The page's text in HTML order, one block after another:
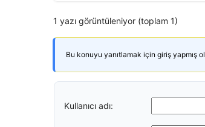
1 yazı görüntüleniyor (toplam 1)
Bu konuyu yanıtlamak için giriş yapmış
Kullanıcı adı: